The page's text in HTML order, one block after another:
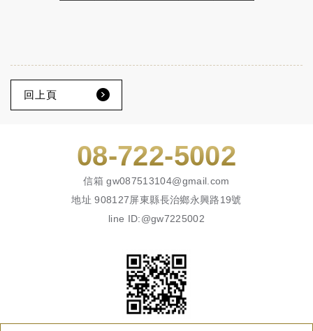
回上頁
08-722-5002
信箱gw087513104@gmail.com
地址908127屏東縣長治鄉永興路19號
line ID:@gw7225002